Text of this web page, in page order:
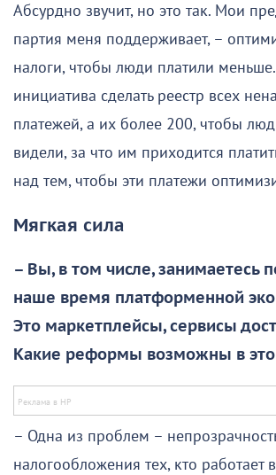
Абсурдно звучит, но это так. Мои
партия меня поддерживает, –
налоги, чтобы люди платили
инициатива сделать реестр всех
платежей, а их более 200, чтобы
видели, за что им приходится
над тем, чтобы эти платежи
Мягкая сила
– Вы, в том числе, занимаетесь
наше время платформенной
Это маркетплейсы, сервисы
Какие реформы возможны в
– Одна из проблем –
налогообложения тех, кто работает в